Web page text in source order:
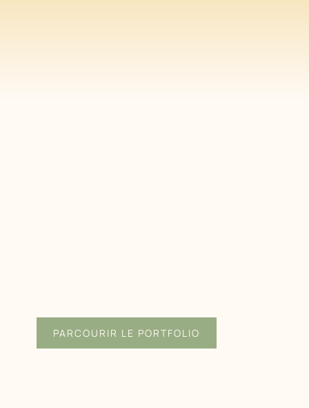
PARCOURIR LE PORTFOLIO